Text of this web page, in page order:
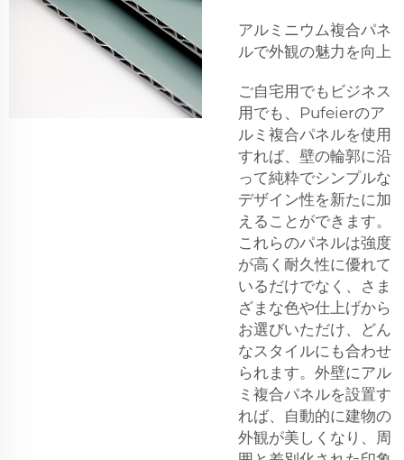
アルミニウム複合パネ
ルで外観の魅力を向上
ご自宅用でもビジネス
用でも、Pufeierのア
ルミ複合パネルを使用
すれば、壁の輪郭に沿
って純粋でシンプルな
デザイン性を新たに加
えることができます。
これらのパネルは強度
が高く耐久性に優れて
いるだけでなく、さま
ざまな色や仕上げから
お選びいただけ、どん
なスタイルにも合わせ
られます。外壁にアル
ミ複合パネルを設置す
れば、自動的に建物の
外観が美しくなり、周